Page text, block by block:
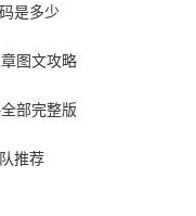
是多少
图文攻略
部完整版
推荐